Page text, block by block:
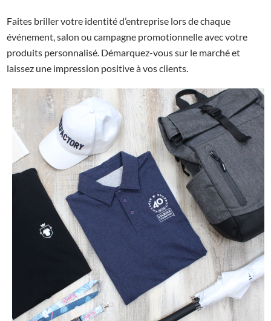
Faites briller votre identité d’entreprise lors de chaque
événement, salon ou campagne promotionnelle avec votre
produits personnalisé. Démarquez-vous sur le marché et
laissez une impression positive à vos clients.